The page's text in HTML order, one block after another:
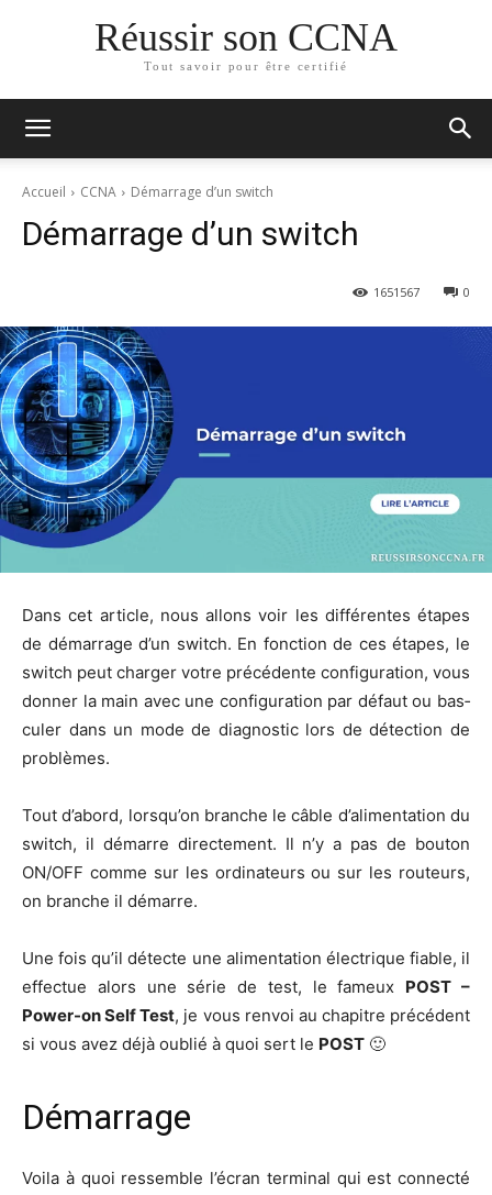
Réussir son CCNA
Tout savoir pour être certifié
Accueil CCNA Démarrage d’un switch
Démarrage d’un switch
0
1651567
Dans cet article, nous allons voir les dif­fé­rentes étapes
de démar­rage d’un switch. En fonc­tion de ces étapes, le
switch peut char­ger votre pré­cé­dente confi­gu­ra­tion, vous
don­ner la main avec une confi­gu­ra­tion par défaut ou bas­
cu­ler dans un mode de diag­nos­tic lors de détec­tion de
problèmes.
Tout d’a­bord, lors­qu’on branche le câble d’a­li­men­ta­tion du
switch, il démarre direc­te­ment. Il n’y a pas de bou­ton
ON/OFF comme sur les ordi­na­teurs ou sur les rou­teurs,
on branche il démarre.
Une fois qu’il détecte une ali­men­ta­tion élec­trique fiable, il
effec­tue alors une série de test, le fameux POST –
Power-on Self Test, je vous ren­voi au cha­pitre pré­cé­dent
si vous avez déjà oublié à quoi sert le POST 🙂
Démarrage
Voi­la à quoi res­semble l’é­cran ter­mi­nal qui est connec­té